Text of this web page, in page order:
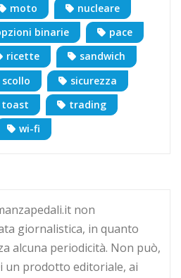
moto
nucleare
binarie
pace
ricette
sandwich
scollo
sicurezza
toast
trading
wi-fi
non
giornalistica, in quanto
alcuna periodicità. Non può,
un prodotto editoriale, ai